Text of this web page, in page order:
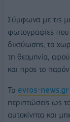
Σύμφωνα με τις
φωτογραφίες που
δικτύωσης, το
τη θεομηνία,
και προς το
Το evros-news.gr
περιπτώσεις ως
αυτοκίνητα και